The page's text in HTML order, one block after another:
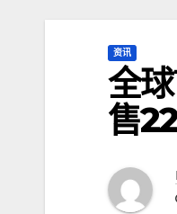
资讯
全
售